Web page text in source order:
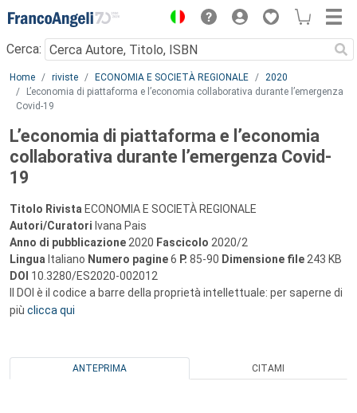
Menu
Cerca:
Main content
Home riviste ECONOMIA E SOCIETÀ REGIONALE
2020
L’economia di piattaforma e l’economia collaborativa durante l’emergenza
Covid-19
L’economia di piattaforma e l’economia
collaborativa durante l’emergenza Covid-
19
Titolo Rivista ECONOMIA E SOCIETÀ REGIONALE
Autori/Curatori Ivana Pais
Anno di pubblicazione 2020 Fascicolo 2020/2
Lingua Italiano Numero pagine6 P. 85-90 Dimensione file 243 KB
DOI 10.3280/ES2020-002012
Il DOI è il codice a barre della proprietà intellettuale: per saperne di
più clicca qui
ANTEPRIMA CITAMI